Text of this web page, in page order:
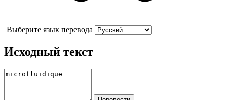
Выберите язык перевода
Исходный текст